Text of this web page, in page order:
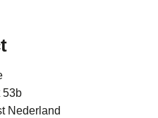
53b
Nederland